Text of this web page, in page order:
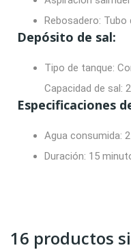
Rebosadero: Tubo
Depósito de sal:
Tipo de tanque:
Capacidad de sal:
Especificaciones
Agua consumida:
Duración: 15
16 productos